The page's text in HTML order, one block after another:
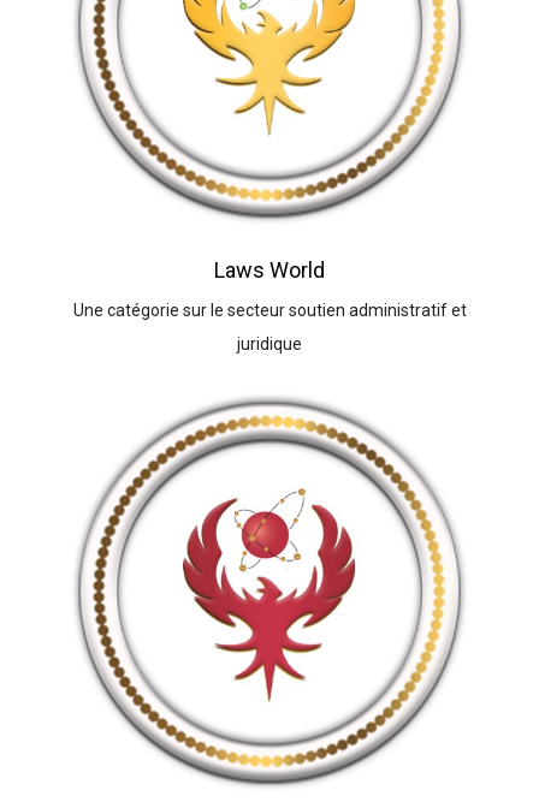
Laws World
Une catégorie sur le secteur soutien administratif et
juridique